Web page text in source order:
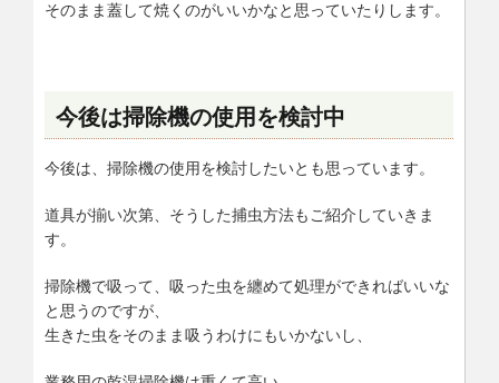
そのまま蓋して焼くのがいいかなと思っていたりします。
今後は掃除機の使用を検討中
今後は、掃除機の使用を検討したいとも思っています。
道具が揃い次第、そうした捕虫方法もご紹介していきま
す。
掃除機で吸って、吸った虫を纏めて処理ができればいいな
と思うのですが、
生きた虫をそのまま吸うわけにもいかないし、